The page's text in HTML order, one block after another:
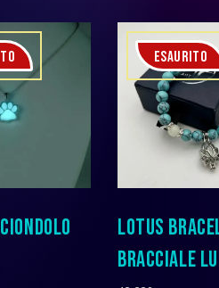
ESAURITO
LOTUS
BRACCIALE